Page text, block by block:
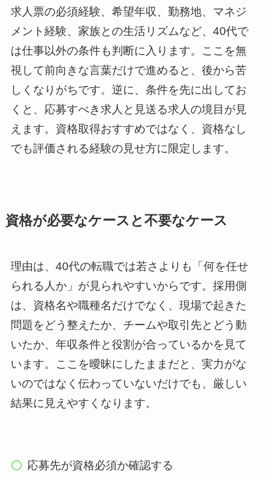
求人票の必須経験、希望年収、勤務地、マネジ
メント経験、家族との生活リズムなど、40代で
は仕事以外の条件も判断に入ります。ここを無
視して前向きな言葉だけで進めると、後から苦
しくなりがちです。逆に、条件を先に出してお
くと、応募すべき求人と見送る求人の境目が見
えます。資格取得おすすめではなく、資格なし
でも評価される経験の見せ方に限定します。
資格が必要なケースと不要なケース
理由は、40代の転職では若さよりも「何を任せ
られる人か」が見られやすいからです。採用側
は、資格名や職種名だけでなく、現場で起きた
問題をどう整えたか、チームや取引先とどう動
いたか、年収条件と役割が合っているかを見て
います。ここを曖昧にしたままだと、実力がな
いのではなく伝わっていないだけでも、厳しい
結果に見えやすくなります。
応募先が資格必須か確認する